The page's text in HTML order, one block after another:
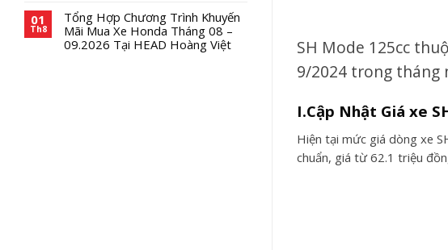
01
Th8
Tổng Hợp Chương Trình Khuyến
Mãi Mua Xe Honda Tháng 08 –
09.2026 Tại HEAD Hoàng Việt
SH Mode 125cc
9/2024 trong tháng
I.Cập Nhật Giá xe
Hiện tại mức giá dòng xe
chuẩn, giá từ 62.1 triệu